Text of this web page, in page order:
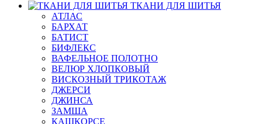
ТКАНИ ДЛЯ ШИТЬЯ
АТЛАС
БАРХАТ
БАТИСТ
БИФЛЕКС
ВАФЕЛЬНОЕ ПОЛОТНО
ВЕЛЮР ХЛОПКОВЫЙ
ВИСКОЗНЫЙ ТРИКОТАЖ
ДЖЕРСИ
ДЖИНСА
ЗАМША
КАШКОРСЕ